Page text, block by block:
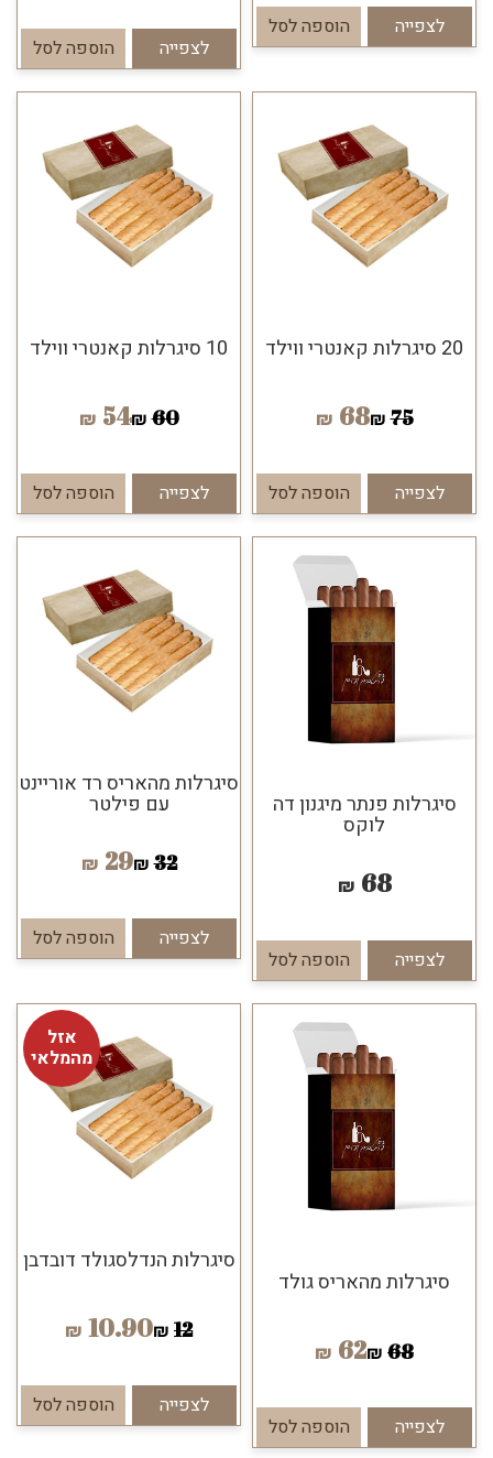
לצפייה
הוספה לסל
לצפייה
הוספה לסל
20 סיגרלות קאנטרי ווילד
75
₪
68
₪
לצפייה הוספה לסל
10 סיגרלות קאנטרי ווילד
60
₪
54
₪
לצפייה הוספה לסל
סיגרלות פנתר מיגנון דה
לוקס
68
₪
לצפייה הוספה לסל
סיגרלות מהאריס רד אוריינט
עם פילטר
32
₪
29
₪
לצפייה הוספה לסל
סיגרלות מהאריס גולד
68
₪
62
₪
לצפייה הוספה לסל
אזל
מהמלאי
סיגרלות הנדלסגולד דובדבן
12
₪
10.90
₪
לצפייה הוספה לסל